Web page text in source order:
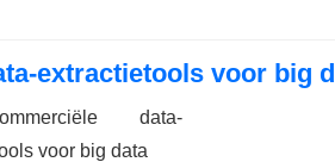
extractietools voor big
data-
voor big data